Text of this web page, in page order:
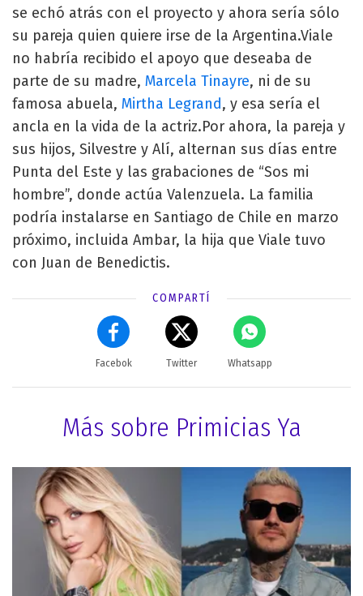
se echó atrás con el proyecto y ahora sería sólo
su pareja quien quiere irse de la Argentina.Viale
no habría recibido el apoyo que deseaba de
parte de su madre, Marcela Tinayre, ni de su
famosa abuela, Mirtha Legrand, y esa sería el
ancla en la vida de la actriz.Por ahora, la pareja y
sus hijos, Silvestre y Alí, alternan sus días entre
Punta del Este y las grabaciones de “Sos mi
hombre”, donde actúa Valenzuela. La familia
podría instalarse en Santiago de Chile en marzo
próximo, incluida Ambar, la hija que Viale tuvo
con Juan de Benedictis.
COMPARTÍ
Facebok Twitter Whatsapp
Más sobre Primicias Ya